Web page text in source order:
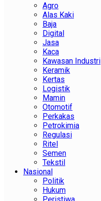
Agro
Alas Kaki
Baja
Digital
Jasa
Kaca
Kawasan Industri
Keramik
Kertas
Logistik
Mamin
Otomotif
Perkakas
Petrokimia
Regulasi
Ritel
Semen
Tekstil
Nasional
Politik
Hukum